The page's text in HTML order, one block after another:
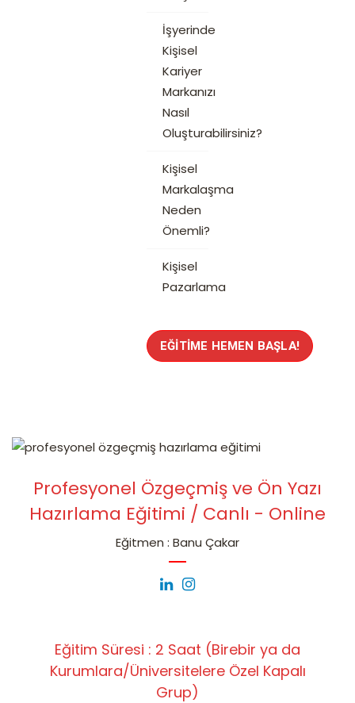
İşyerinde
Kişisel
Kariyer
Markanızı
Nasıl
Oluşturabilirsiniz?
Kişisel
Markalaşma
Neden
Önemli?
Kişisel
Pazarlama
EĞITIME HEMEN BAŞLA!
Profesyonel Özgeçmiş ve Ön Yazı
Hazırlama Eğitimi / Canlı - Online
Eğitmen : Banu Çakar
Eğitim Süresi : 2 Saat (Birebir ya da
Kurumlara/Üniversitelere Özel Kapalı
Grup)